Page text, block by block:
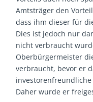
Amtsträger den
dass ihm dieser für
Dies ist jedoch nur
nicht verbraucht
Oberbürgermeister
verbraucht, bevor er
Daher wurde er